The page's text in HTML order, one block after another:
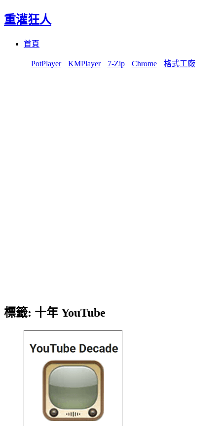
重灌狂人
首頁
PotPlayer KMPlayer 7-Zip Chrome 格式工廠
標籤: 十年 YouTube